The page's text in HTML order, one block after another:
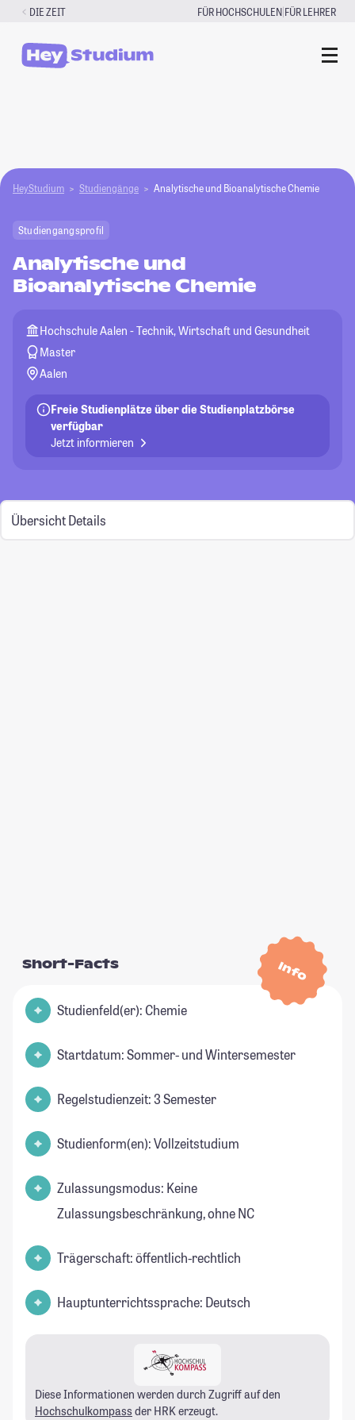
Zum
springen
DIE ZEIT FÜR HOCHSCHULEN|FÜR LEHRER
HeyStudium Studiengänge Analytische und Bioanalytische Chemie
Studiengangsprofil
Analytische und
Bioanalytische Chemie
Hochschule Aalen - Technik, Wirtschaft und Gesundheit
Master
Aalen
Freie Studienplätze über die Studienplatzbörse
verfügbar
Jetzt informieren
Übersicht Details
Info
Short-Facts
Studienfeld(er): Chemie
Startdatum: Sommer- und Wintersemester
Regelstudienzeit: 3 Semester
Studienform(en): Vollzeitstudium
Zulassungsmodus: Keine
Zulassungsbeschränkung, ohne NC
Trägerschaft: öffentlich-rechtlich
Hauptunterrichtssprache: Deutsch
Diese Informationen werden durch Zugriff auf den
Hochschulkompass der HRK erzeugt.